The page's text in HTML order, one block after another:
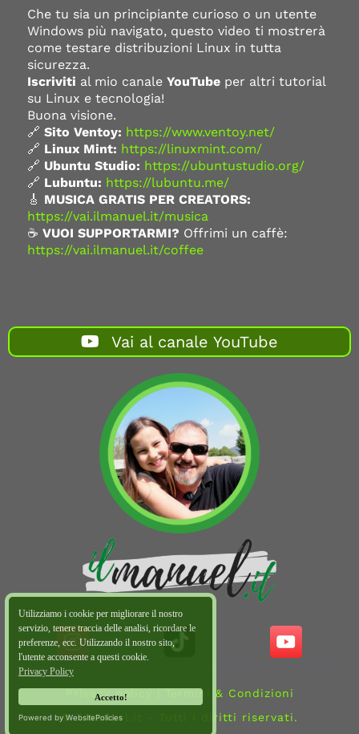
Utilizziamo i cookie per migliorare il nostro
servizio, tenere traccia delle analisi, ricordare le
preferenze, ecc. Utilizzando il nostro sito,
l'utente acconsente a questi cookie.
Privacy Policy
Accetto!
Powered by WebsitePolicies
Che tu sia un principiante curioso o un utente
Windows più navigato, questo video ti mostrerà
come testare distribuzioni Linux in tutta
sicurezza.
Iscriviti al mio canale YouTube per altri tutorial
su Linux e tecnologia!
Buona visione.
🔗 Sito Ventoy: https://www.ventoy.net/
🔗 Linux Mint: https://linuxmint.com/
🔗 Ubuntu Studio: https://ubuntustudio.org/
🔗 Lubuntu: https://lubuntu.me/
🎸 MUSICA GRATIS PER CREATORS:
https://vai.ilmanuel.it/musica
☕ VUOI SUPPORTARMI? Offrimi un caffè:
https://vai.ilmanuel.it/coffee
Vai al canale YouTube
© ilmanuel.it - Tutti i diritti riservati.
Privacy policy Termini & Condizioni